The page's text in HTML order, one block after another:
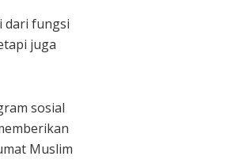
dari fungsi
juga
sosial
Muslim